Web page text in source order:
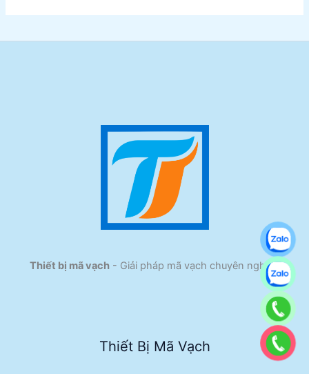
Thiết bị mã vạch - Giải pháp mã vạch chuyên nghiệp
Thiết Bị Mã Vạch